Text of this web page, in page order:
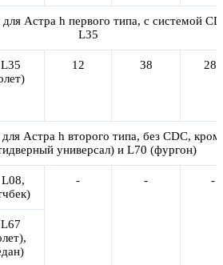
Астра h первого типа, с системой
L35
12 38 281
Астра h второго типа, без CDC,
универсал) и L70 (фургон)
L08,
- - -